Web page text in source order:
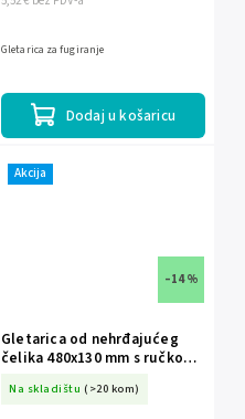
Dodaj u košaricu
Gletarica za fugiranje
Akcija
–14 %
Gletarica od nehrđajućeg
čelika 480x130 mm s ručkom
Na skladištu (>20 kom)